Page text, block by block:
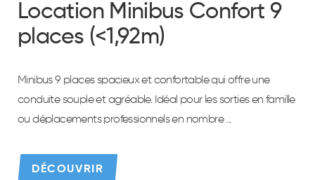
Location Minibus Confort 9
places (<1,92m)
Minibus 9 places spacieux et confortable qui offre une
conduite souple et agréable. Idéal pour les sorties en famille
ou déplacements professionnels en nombre ...
DÉCOUVRIR